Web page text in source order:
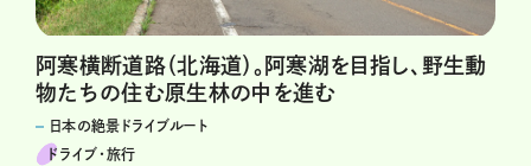
阿寒横断道路（北海道）。阿寒湖を目指し、野生動
物たちの住む原生林の中を進む
日本の絶景ドライブルート
ドライブ･旅行